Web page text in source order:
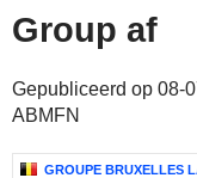
Group af
Gepubliceerd op 08-
ABMFN
GROUPE BRUXELLES